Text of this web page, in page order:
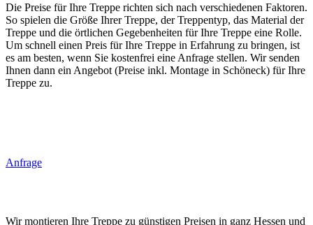
Die Preise für Ihre Treppe richten sich nach verschiedenen Faktoren.
So spielen die Größe Ihrer Treppe, der Treppentyp, das Material der
Treppe und die örtlichen Gegebenheiten für Ihre Treppe eine Rolle.
Um schnell einen Preis für Ihre Treppe in Erfahrung zu bringen, ist
es am besten, wenn Sie kostenfrei eine Anfrage stellen. Wir senden
Ihnen dann ein Angebot (Preise inkl. Montage in Schöneck) für Ihre
Treppe zu.
Anfrage
Wir montieren Ihre Treppe zu günstigen Preisen in ganz Hessen und